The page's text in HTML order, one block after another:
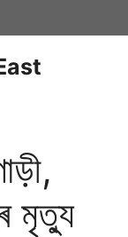
মৃত্যু